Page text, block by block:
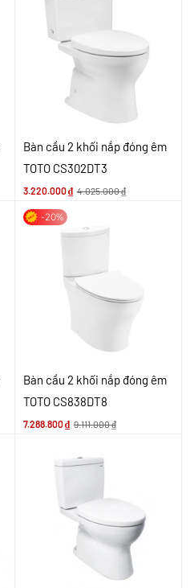
Bàn cầu 2 khối nắp đóng êm
TOTO CS302DT3
3.220.000₫ 4.025.000₫
-20%
Bàn cầu 2 khối nắp đóng êm
TOTO CS838DT8
7.288.800₫ 9.111.000₫